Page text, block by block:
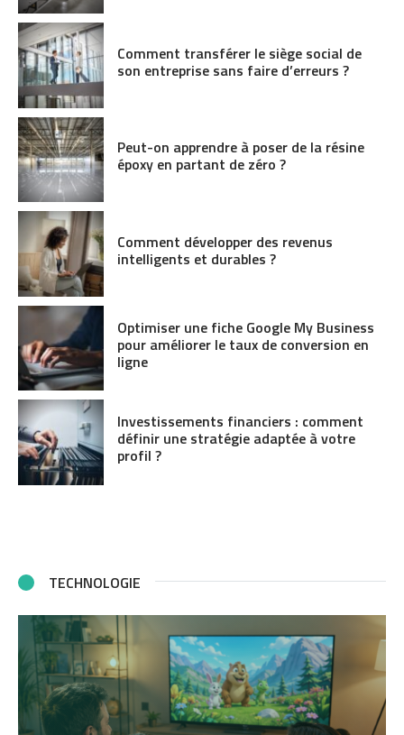
Comment transférer le siège social de
son entreprise sans faire d’erreurs ?
Peut-on apprendre à poser de la résine
époxy en partant de zéro ?
Comment développer des revenus
intelligents et durables ?
Optimiser une fiche Google My Business
pour améliorer le taux de conversion en
ligne
Investissements financiers : comment
définir une stratégie adaptée à votre
profil ?
TECHNOLOGIE